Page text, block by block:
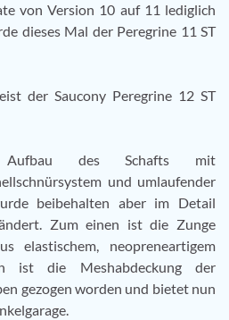
von Version 10 auf 11 lediglich
dieses Mal der Peregrine 11 ST
der Saucony Peregrine 12 ST
Aufbau des Schafts mit
und umlaufender
beibehalten aber im Detail
Zum einen ist die Zunge
elastischem, neopreneartigem
ist die Meshabdeckung der
gezogen worden und bietet nun